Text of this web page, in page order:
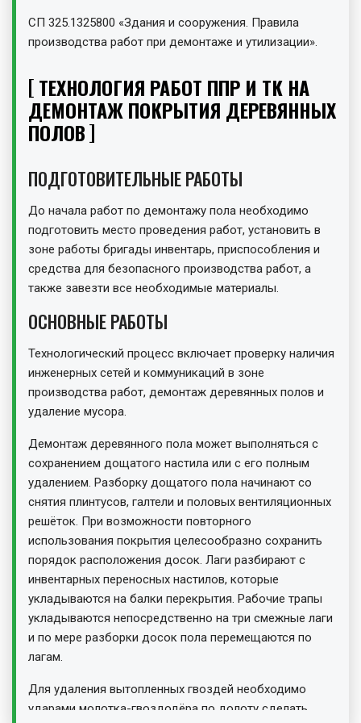
СП 325.1325800 «Здания и сооружения. Правила
производства работ при демонтаже и утилизации».
ТЕХНОЛОГИЯ РАБОТ ППР И ТК НА
ДЕМОНТАЖ ПОКРЫТИЯ ДЕРЕВЯННЫХ
ПОЛОВ
ПОДГОТОВИТЕЛЬНЫЕ РАБОТЫ
До начала работ по демонтажу пола необходимо
подготовить место проведения работ, установить в
зоне работы бригады инвентарь, приспособления и
средства для безопасного производства работ, а
также завезти все необходимые материалы.
ОСНОВНЫЕ РАБОТЫ
Технологический процесс включает проверку наличия
инженерных сетей и коммуникаций в зоне
производства работ, демонтаж деревянных полов и
удаление мусора.
Демонтаж деревянного пола может выполняться с
сохранением дощатого настила или с его полным
удалением. Разборку дощатого пола начинают со
снятия плинтусов, галтели и половых вентиляционных
решёток. При возможности повторного
использования покрытия целесообразно сохранить
порядок расположения досок. Лаги разбирают с
инвентарных переносных настилов, которые
укладываются на балки перекрытия. Рабочие трапы
укладываются непосредственно на три смежные лаги
и по мере разборки досок пола перемещаются по
лагам.
Для удаления вытопленных гвоздей необходимо
ударами молотка-гвоздодёра по долоту сделать